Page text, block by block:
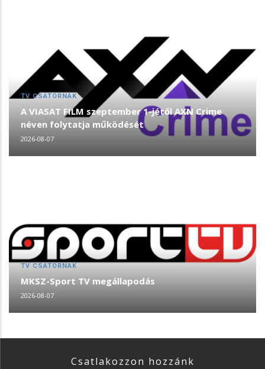
TV CSATORNÁK
A VIASAT FILM szeptember 1-jétől AXN Crime
néven folytatja működését
2026-08-07
TV CSATORNÁK
MKSZ-Sport TV megállapodás
2026-08-07
Csatlakozzon hozzánk